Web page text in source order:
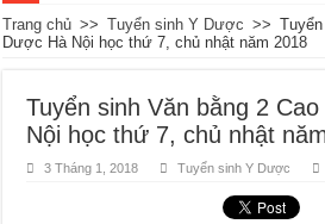
Trang chủ >> Tuyển sinh Y Dược >>
Dược Hà Nội học thứ 7, chủ nhật năm 2018
Tuyển sinh Văn bằng 2
Nội học thứ 7, chủ nhật
3 Tháng 1, 2018 Tuyển sinh Y Dược